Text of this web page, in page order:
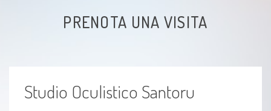
Astigmatismo
calazio
PRENOTA UNA VISITA
Studio Oculistico Santoru